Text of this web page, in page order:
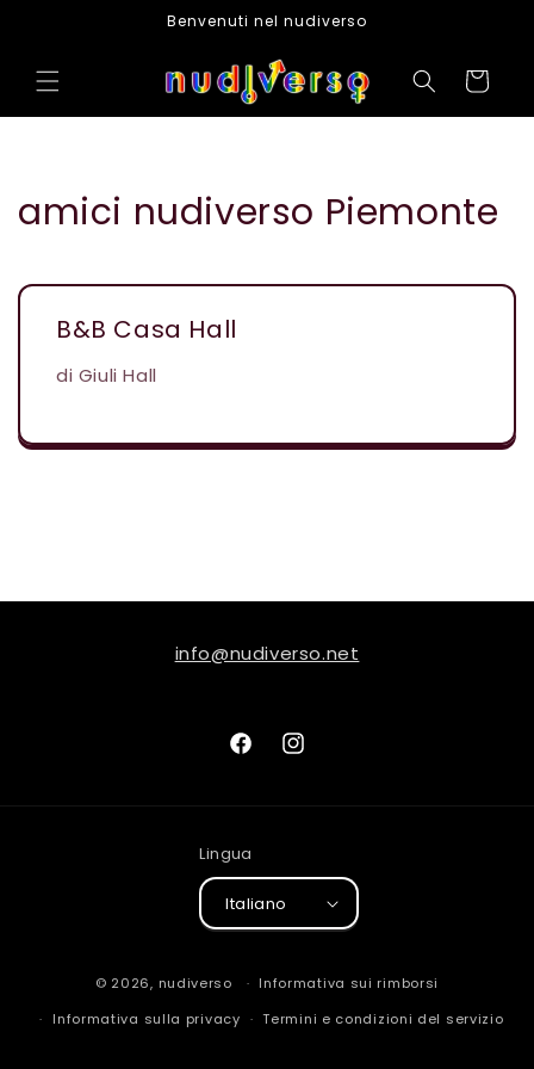
Benvenuti nel nudiverso
Carrello
amici nudiverso Piemonte
B&B Casa Hall
di Giuli Hall
info@nudiverso.net
FacebookInstagram
Lingua
Italiano
© 2026, nudiverso
Informativa sui rimborsi
Informativa sulla privacy
Termini e condizioni del servizio